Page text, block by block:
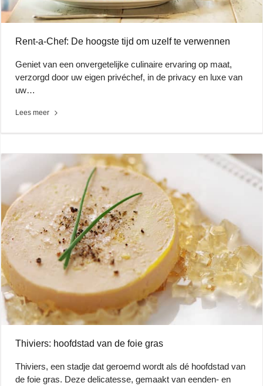
Rent-a-Chef: De hoogste tijd om uzelf te verwennen
Geniet van een onvergetelijke culinaire ervaring op maat,
verzorgd door uw eigen privéchef, in de privacy en luxe van
uw…
Lees meer
Thiviers: hoofdstad van de foie gras
Thiviers, een stadje dat geroemd wordt als dé hoofdstad van
de foie gras. Deze delicatesse, gemaakt van eenden- en